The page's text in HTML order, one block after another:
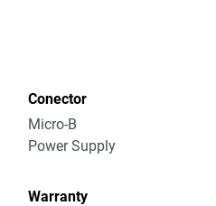
Conector
Micro-B
Power Supply
Warranty